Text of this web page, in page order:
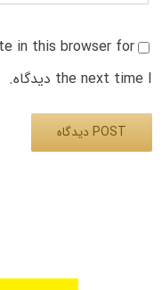
in this browser for
the next time I دیدگاه.